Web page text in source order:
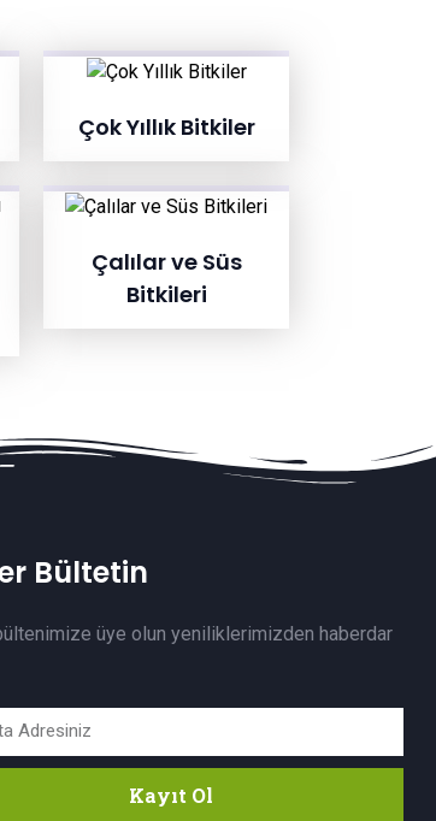
Çok Yıllık Bitkiler
Çalılar ve Süs
Bitkileri
Bültetin
üye olun yeniliklerimizden haberdar
Kayıt Ol